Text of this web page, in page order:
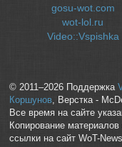
gosu-wot.com
wot-lol.ru
Video::Vspishka
© 2011–2026 Поддержка
Коршунов, Верстка -
Все время на сайте
Копирование
ссылки на сайт WoT-